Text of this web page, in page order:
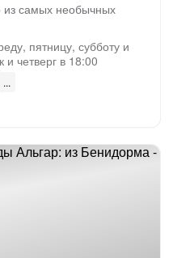
из самых необычных
пятницу, субботу и
и четверг в 18:00